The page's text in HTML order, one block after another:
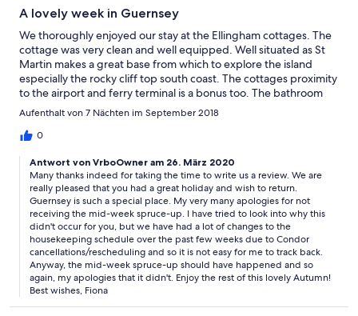
A lovely week in Guernsey
We thoroughly enjoyed our stay at the Ellingham cottages. The
cottage was very clean and well equipped. Well situated as St
Martin makes a great base from which to explore the island
especially the rocky cliff top south coast. The cottages proximity
to the airport and ferry terminal is a bonus too. The bathroom
being downstairs in our cottage could be a slight drawback to
the elderly or young families and we didn't get the midweek
cottage spruce up as advertised but these would be my only
varied coastline so if you enjoy walking it makes a perfect break.
We'll definitely be back.
Aufenthalt von 7 Nächten im September 2018
0
Antwort von VrboOwner am 26. März 2020
Many thanks indeed for taking the time to write us a review. We are
really pleased that you had a great holiday and wish to return.
Guernsey is such a special place. My very many apologies for not
receiving the mid-week spruce-up. I have tried to look into why this
didn't occur for you, but we have had a lot of changes to the
housekeeping schedule over the past few weeks due to Condor
cancellations/rescheduling and so it is not easy for me to track back.
Anyway, the mid-week spruce-up should have happened and so
again, my apologies that it didn't. Enjoy the rest of this lovely Autumn!
Best wishes, Fiona